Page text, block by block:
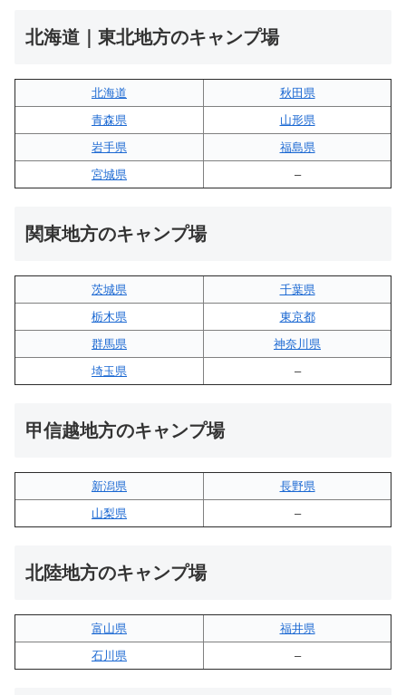
北海道｜東北地方のキャンプ場
北海道
秋田県
青森県
山形県
岩手県
福島県
宮城県
–
関東地方のキャンプ場
茨城県
千葉県
栃木県
東京都
群馬県
神奈川県
埼玉県
–
甲信越地方のキャンプ場
新潟県
長野県
山梨県
–
北陸地方のキャンプ場
富山県
福井県
石川県
–